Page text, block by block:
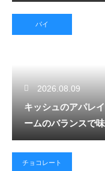
パイ
2026.08.09
キッシュのアパレ
ームのバランスで
チョコレート